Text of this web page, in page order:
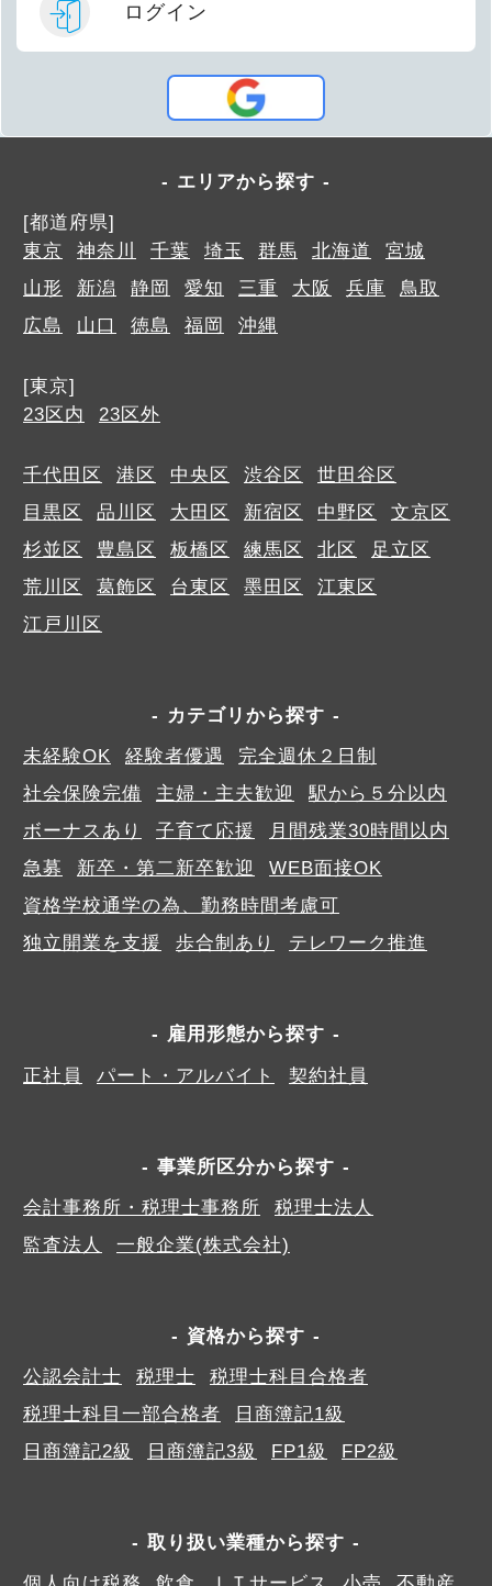
ログイン
エリアから探す
[都道府県]
東京
神奈川 千葉 埼玉 群馬 北海道
宮城
山形
新潟 静岡 愛知 三重 大阪 兵庫
鳥取
広島
山口 徳島 福岡 沖縄
[東京]
23区内
23区外
千代田区 港区 中央区 渋谷区
世田谷区
目黒区
品川区 大田区 新宿区 中野区
文京区
杉並区
豊島区 板橋区 練馬区 北区
足立区
荒川区
葛飾区 台東区 墨田区
江東区
江戸川区
カテゴリから探す
未経験OK
経験者優遇
完全週休２日制
社会保険完備
主婦・主夫歓迎
駅から５分以内
ボーナスあり
子育て応援
月間残業30時間以内
急募
新卒・第二新卒歓迎
WEB面接OK
資格学校通学の為、勤務時間考慮可
独立開業を支援
歩合制あり テレワーク推進
雇用形態から探す
正社員
パート・アルバイト 契約社員
事業所区分から探す
会計事務所・税理士事務所
税理士法人
監査法人
一般企業(株式会社)
資格から探す
公認会計士
税理士
税理士科目合格者
税理士科目一部合格者
日商簿記1級
日商簿記2級
日商簿記3級 FP1級 FP2級
取り扱い業種から探す